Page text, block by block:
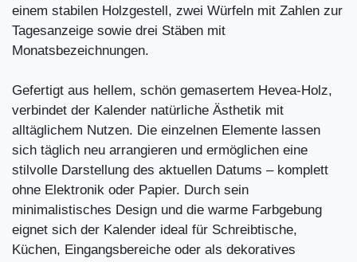
einem stabilen Holzgestell, zwei Würfeln mit Zahlen zur
Tagesanzeige sowie drei Stäben mit
Monatsbezeichnungen.
Gefertigt aus hellem, schön gemasertem Hevea-Holz,
verbindet der Kalender natürliche Ästhetik mit
alltäglichem Nutzen. Die einzelnen Elemente lassen
sich täglich neu arrangieren und ermöglichen eine
stilvolle Darstellung des aktuellen Datums – komplett
ohne Elektronik oder Papier. Durch sein
minimalistisches Design und die warme Farbgebung
eignet sich der Kalender ideal für Schreibtische,
Küchen, Eingangsbereiche oder als dekoratives